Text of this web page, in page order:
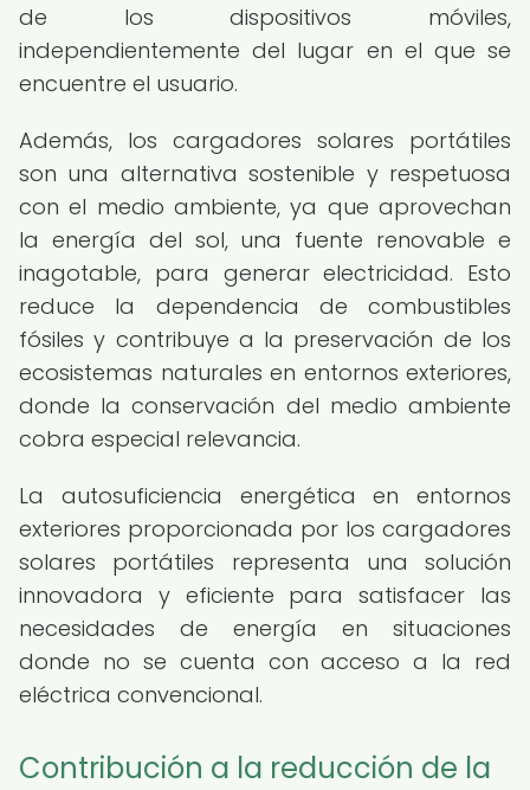
de los dispositivos móviles,
independientemente del lugar en el que se
encuentre el usuario.
Además, los cargadores solares portátiles
son una alternativa sostenible y respetuosa
con el medio ambiente, ya que aprovechan
la energía del sol, una fuente renovable e
inagotable, para generar electricidad. Esto
reduce la dependencia de combustibles
fósiles y contribuye a la preservación de los
ecosistemas naturales en entornos exteriores,
donde la conservación del medio ambiente
cobra especial relevancia.
La autosuficiencia energética en entornos
exteriores proporcionada por los cargadores
solares portátiles representa una solución
innovadora y eficiente para satisfacer las
necesidades de energía en situaciones
donde no se cuenta con acceso a la red
eléctrica convencional.
Contribución a la reducción de la